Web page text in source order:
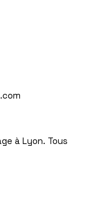
à Lyon. Tous